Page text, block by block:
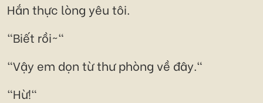
Hắn thực lòng yêu tôi.
"Biết rồi~"
"Vậy em dọn từ thư phòng về đây."
"Hừ!"